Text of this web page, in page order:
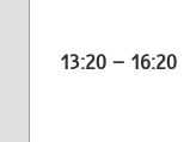
13:20 – 16:20